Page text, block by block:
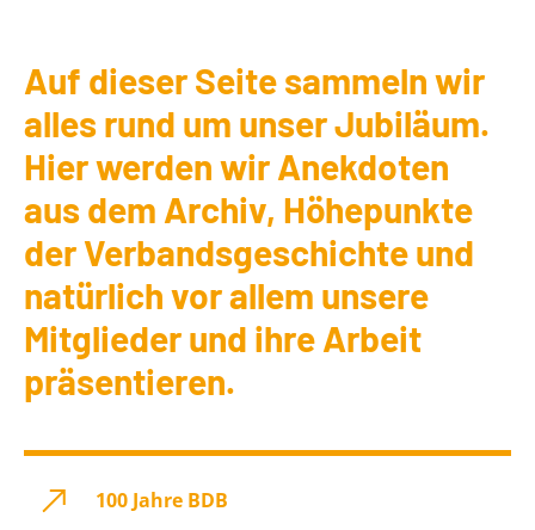
Auf dieser Seite sammeln wir
alles rund um unser Jubiläum.
Hier werden wir Anekdoten
aus dem Archiv, Höhepunkte
der Verbandsgeschichte und
natürlich vor allem unsere
Mitglieder und ihre Arbeit
präsentieren.
100 Jahre BDB